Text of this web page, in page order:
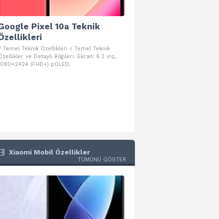
Pixel 10a Teknik
Temel Teknik Özellikleri √ Temel Teknik
ve Detaylı Bilgileri. Ekran: 6.3 inç,
(FHD+) pOLED,
Xiaomi Mobil Özellikler
TÜMÜNÜ GÖSTER